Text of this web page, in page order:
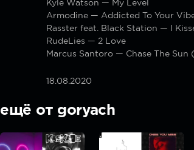
Kyle Watson — My Level
Armodine — Addicted To Your
Rasster feat. Black Station — I
RudeLies — 2 Love
Marcus Santoro — Chase The Sun
18.08.2020
ещё от goryach